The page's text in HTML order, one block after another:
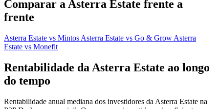
Comparar a Asterra Estate frente a
frente
Asterra Estate vs Mintos Asterra Estate vs Go & Grow Asterra
Estate vs Monefit
Rentabilidade da Asterra Estate ao longo
do tempo
Rentabilidade anual mediana dos investidores da Asterra Estate na